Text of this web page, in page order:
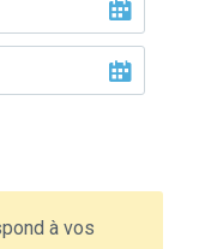
à vos